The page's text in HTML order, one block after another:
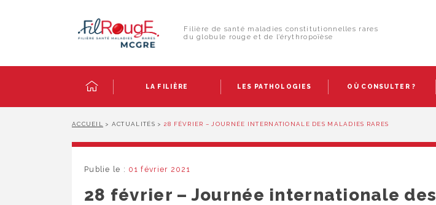
Filière de santé maladies constitutionnelles rares
du globule rouge et de l’érythropoïèse
LA FILIÈRE LES PATHOLOGIES OÙ CONSULTER ?
ACCUEIL > ACTUALITÉS > 28 FÉVRIER – JOURNÉE INTERNATIONALE DES MALADIES RARES
Publie le : 01 février 2021
28 février – Journée internationale des